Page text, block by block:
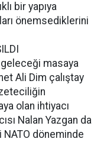
bir yapıya
önemsediklerini
geleceği masaya
Ali Dim çalıştay
olan ihtiyacı
Nalan Yazgan da
döneminde